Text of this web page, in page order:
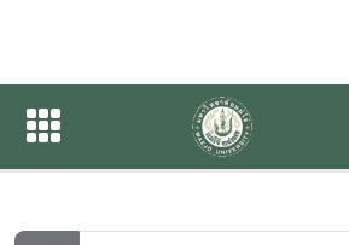
ปฏิทินกิจกรรมของหน่
ปฏิทินกิจกรรมของหน่วยงาน